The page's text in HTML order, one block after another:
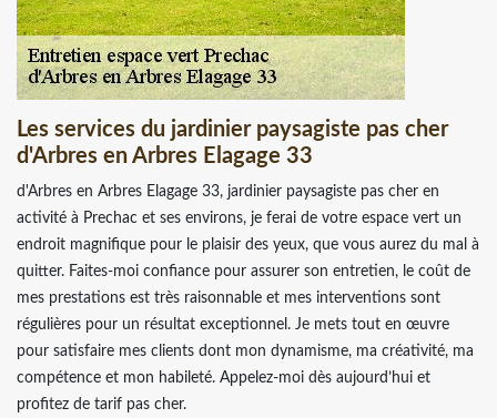
Les services du jardinier paysagiste pas cher
d'Arbres en Arbres Elagage 33
d'Arbres en Arbres Elagage 33, jardinier paysagiste pas cher en
activité à Prechac et ses environs, je ferai de votre espace vert un
endroit magnifique pour le plaisir des yeux, que vous aurez du mal à
quitter. Faites-moi confiance pour assurer son entretien, le coût de
mes prestations est très raisonnable et mes interventions sont
régulières pour un résultat exceptionnel. Je mets tout en œuvre
pour satisfaire mes clients dont mon dynamisme, ma créativité, ma
compétence et mon habileté. Appelez-moi dès aujourd’hui et
profitez de tarif pas cher.